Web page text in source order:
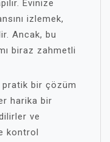
Evinize
izlemek,
Ancak, bu
biraz zahmetli
pratik bir çözüm
harika bir
ve
kontrol